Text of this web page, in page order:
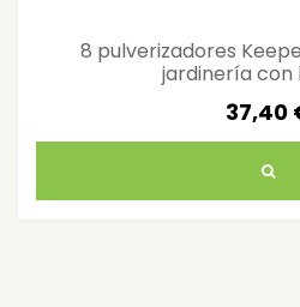
8 pulverizadores
jardinería con
37,40